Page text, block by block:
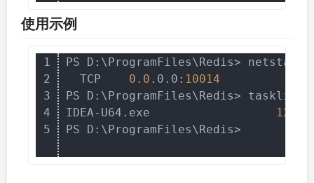
使用示例
1
2
3
4
5
PS D:\ProgramFiles\Redis>
  TCP
0.0 .0.0: 10014
PS D:\ProgramFiles\Redis>
IDEA-U64.exe
1272